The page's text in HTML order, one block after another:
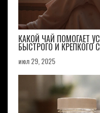
КАКОЙ ЧАЙ ПОМОГАЕТ
БЫСТРОГО И КРЕПКОГО
июл 29, 2025